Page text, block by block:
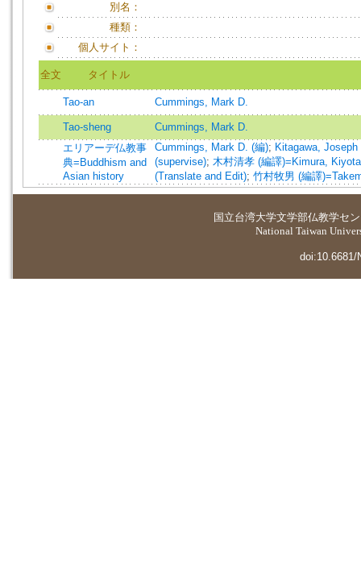
別名：
種類：
個人サイト：
全文 タイトル
Tao-an Cummings, Mark D.
Tao-sheng
Cummings, Mark D.
エリアーデ仏教事
典=Buddhism and
Asian history
Cummings, Mark D. (編); Kitagawa,
(supervise); 木村清孝 (編譯)=Kimura,
(Translate and Edit); 竹村牧男 (編譯
国立台湾大学文学部仏教学セ
National Taiwan
doi:10.6681/